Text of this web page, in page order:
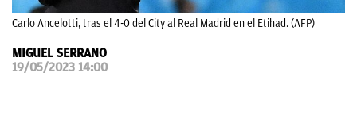
Carlo Ancelotti, tras el 4-0 del City al Real Madrid en el Etihad. (AFP)
MIGUEL SERRANO
19/05/2023 14:00